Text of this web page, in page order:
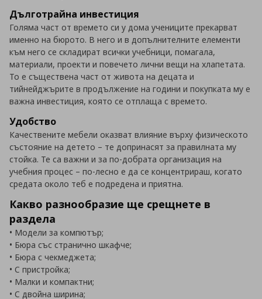
Дълготрайна инвестиция
Голяма част от времето си у дома учениците прекарват
именно на бюрото. В него и в допълнителните елементи
към него се складират всички учебници, помагала,
материали, проекти и повечето лични вещи на хлапетата.
То е съществена част от живота на децата и
тийнейджърите в продължение на години и покупката му е
важна инвестиция, която се отплаща с времето.
Удобство
Качествените мебели оказват влияние върху физическото
състояние на детето – те допринасят за правилната му
стойка. Те са важни и за по-добрата организация на
учебния процес – по-лесно е да се концентрираш, когато
средата около теб е подредена и приятна.
Какво разнообразие ще срещнете в
раздела
• Модели за компютър;
• Бюра със странично шкафче;
• Бюра с чекмеджета;
• С пристройка;
• Малки и компактни;
• С двойна ширина;